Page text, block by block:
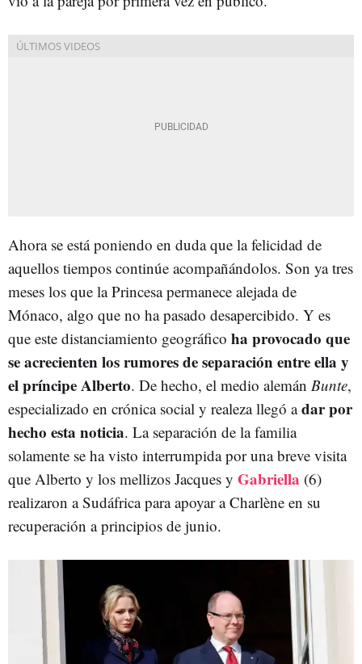
Ahora se está poniendo en duda que la felicidad de
aquellos tiempos continúe acompañándolos. Son ya tres
meses los que la Princesa permanece alejada de
Mónaco, algo que no ha pasado desapercibido. Y es
que este distanciamiento geográfico ha provocado que
se acrecienten los rumores de separación entre ella y
el príncipe Alberto. De hecho, el medio alemán Bunte,
especializado en crónica social y realeza llegó adar por
hecho esta noticia. La separación de la familia
solamente se ha visto interrumpida por una breve visita
que Alberto y los mellizos Jacques y Gabriella (6)
realizaron a Sudáfrica para apoyar a Charlène en su
recuperación a principios de junio.